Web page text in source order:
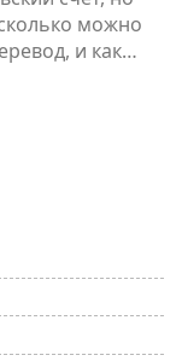
можно
и как